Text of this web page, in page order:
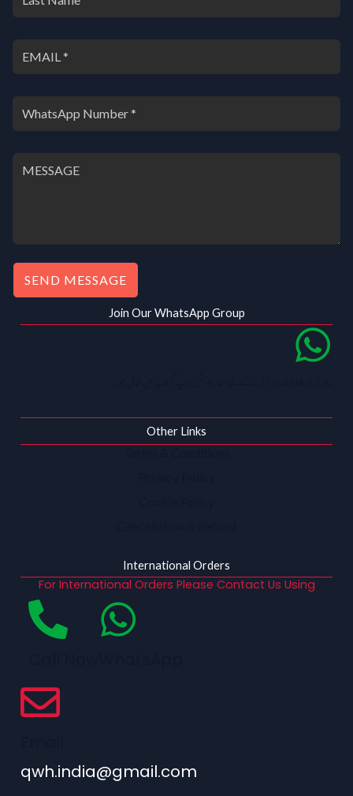
SEND MESSAGE
Join Our WhatsApp Group
Other Links
International Orders
For International Orders Please Contact Us Using
qwh.india@gmail.com